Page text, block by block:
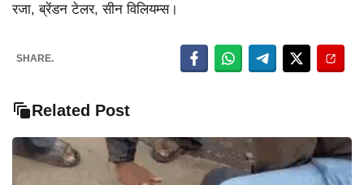
रजा, ब्रेंडन टेलर, सीन विलियम्स।
SHARE.
Related Post